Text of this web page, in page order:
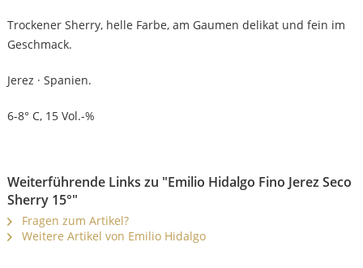
Trockener Sherry, helle Farbe, am Gaumen delikat und fein im
Geschmack.
Jerez · Spanien.
6-8° C, 15 Vol.-%
Weiterführende Links zu "Emilio Hidalgo Fino Jerez Seco
Sherry 15°"
Fragen zum Artikel?
Weitere Artikel von Emilio Hidalgo